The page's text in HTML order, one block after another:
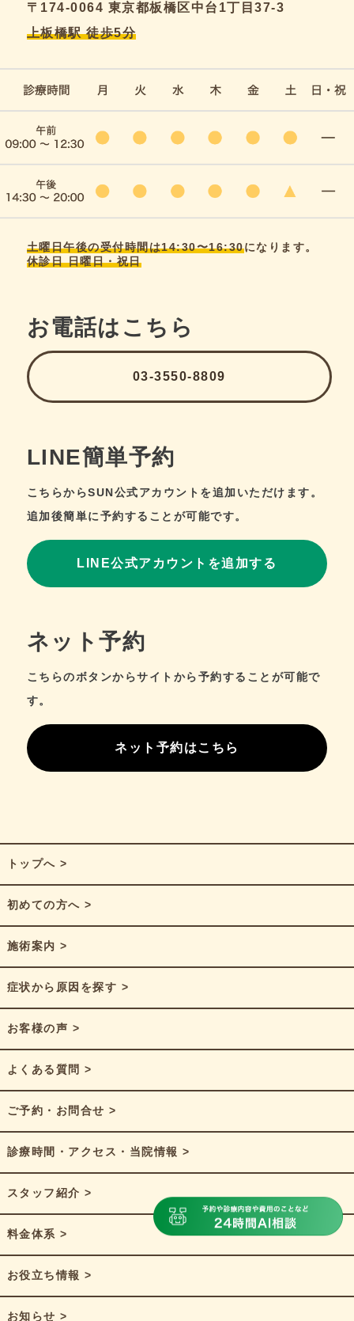
〒174-0064 東京都板橋区中台1丁目37-3
上板橋駅 徒歩5分
土曜日午後の受付時間は14:30〜16:30になります。
休診日 日曜日・祝日
お電話はこちら
03-3550-8809
LINE簡単予約
こちらからSUN公式アカウントを追加いただけます。
追加後簡単に予約することが可能です。
LINE公式アカウントを追加する
ネット予約
こちらのボタンからサイトから予約することが可能で
す。
ネット予約はこちら
トップへ >
初めての方へ >
施術案内 >
症状から原因を探す >
お客様の声 >
よくある質問 >
ご予約・お問合せ >
診療時間・アクセス・当院情報 >
スタッフ紹介 >
料金体系 >
お役立ち情報 >
お知らせ >